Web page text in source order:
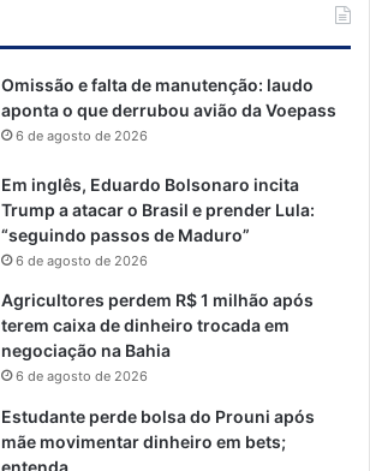
Omissão e falta de manutenção: laudo
aponta o que derrubou avião da Voepass
6 de agosto de 2026
Em inglês, Eduardo Bolsonaro incita
Trump a atacar o Brasil e prender Lula:
“seguindo passos de Maduro”
6 de agosto de 2026
Agricultores perdem R$ 1 milhão após
terem caixa de dinheiro trocada em
negociação na Bahia
6 de agosto de 2026
Estudante perde bolsa do Prouni após
mãe movimentar dinheiro em bets;
entenda